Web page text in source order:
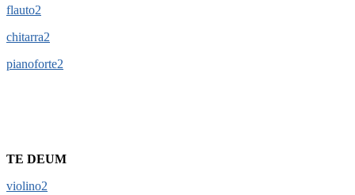
flauto2
chitarra2
pianoforte2
TE DEUM
violino2